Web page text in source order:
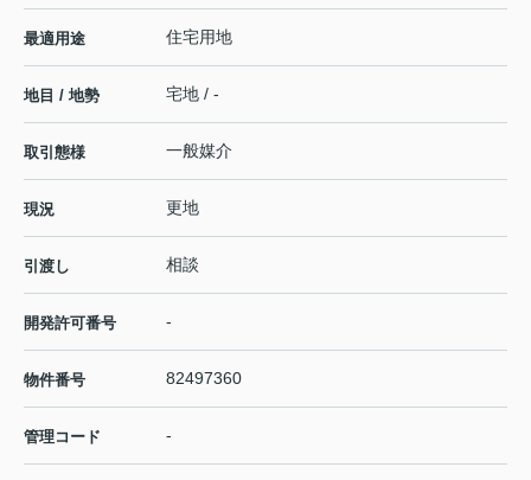
最適用途 住宅用地
地目 / 地勢 宅地 / -
取引態様 一般媒介
現況 更地
引渡し 相談
開発許可番号 -
物件番号 82497360
管理コード -